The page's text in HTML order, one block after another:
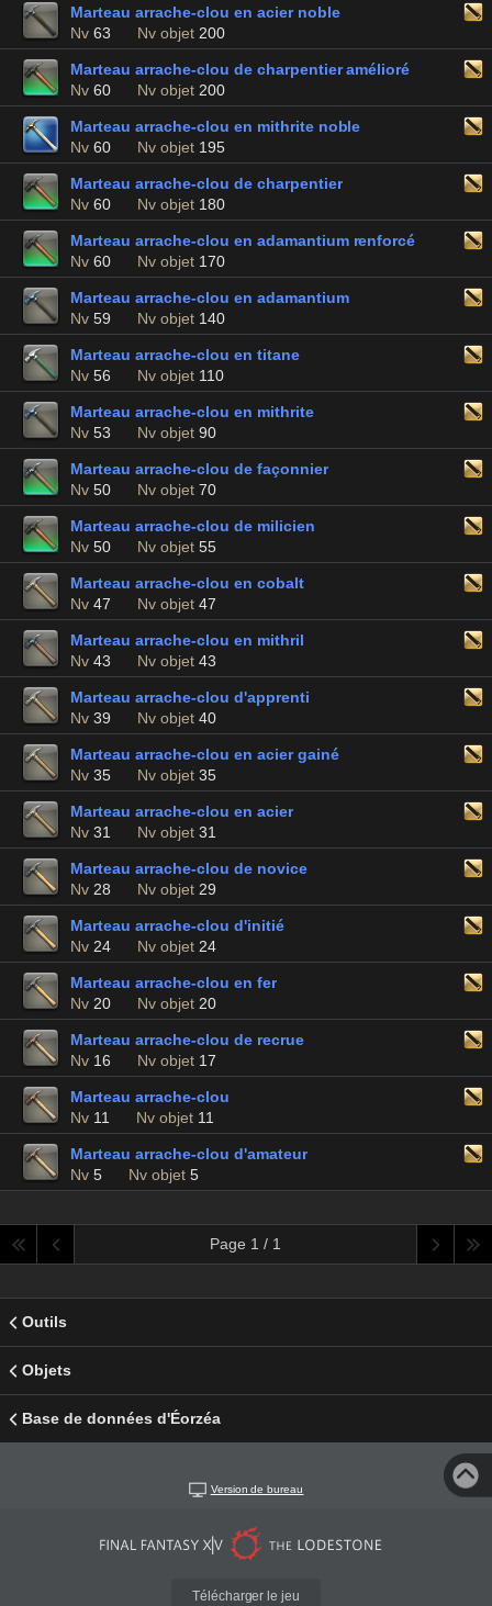
Marteau arrache-clou en acier noble
Nv 63 Nv objet 200
Marteau arrache-clou de charpentier amélioré
Nv 60 Nv objet 200
Marteau arrache-clou en mithrite noble
Nv 60 Nv objet 195
Marteau arrache-clou de charpentier
Nv 60 Nv objet 180
Marteau arrache-clou en adamantium renforcé
Nv 60 Nv objet 170
Marteau arrache-clou en adamantium
Nv 59 Nv objet 140
Marteau arrache-clou en titane
Nv 56 Nv objet 110
Marteau arrache-clou en mithrite
Nv 53 Nv objet 90
Marteau arrache-clou de façonnier
Nv 50 Nv objet 70
Marteau arrache-clou de milicien
Nv 50 Nv objet 55
Marteau arrache-clou en cobalt
Nv 47 Nv objet 47
Marteau arrache-clou en mithril
Nv 43 Nv objet 43
Marteau arrache-clou d'apprenti
Nv 39 Nv objet 40
Marteau arrache-clou en acier gainé
Nv 35 Nv objet 35
Marteau arrache-clou en acier
Nv 31 Nv objet 31
Marteau arrache-clou de novice
Nv 28 Nv objet 29
Marteau arrache-clou d'initié
Nv 24 Nv objet 24
Marteau arrache-clou en fer
Nv 20 Nv objet 20
Marteau arrache-clou de recrue
Nv 16 Nv objet 17
Marteau arrache-clou
Nv 11 Nv objet 11
Marteau arrache-clou d'amateur
Nv 5 Nv objet 5
Page 1 / 1
Outils
Objets
Base de données d'Éorzéa
Version de bureau
Télécharger le jeu